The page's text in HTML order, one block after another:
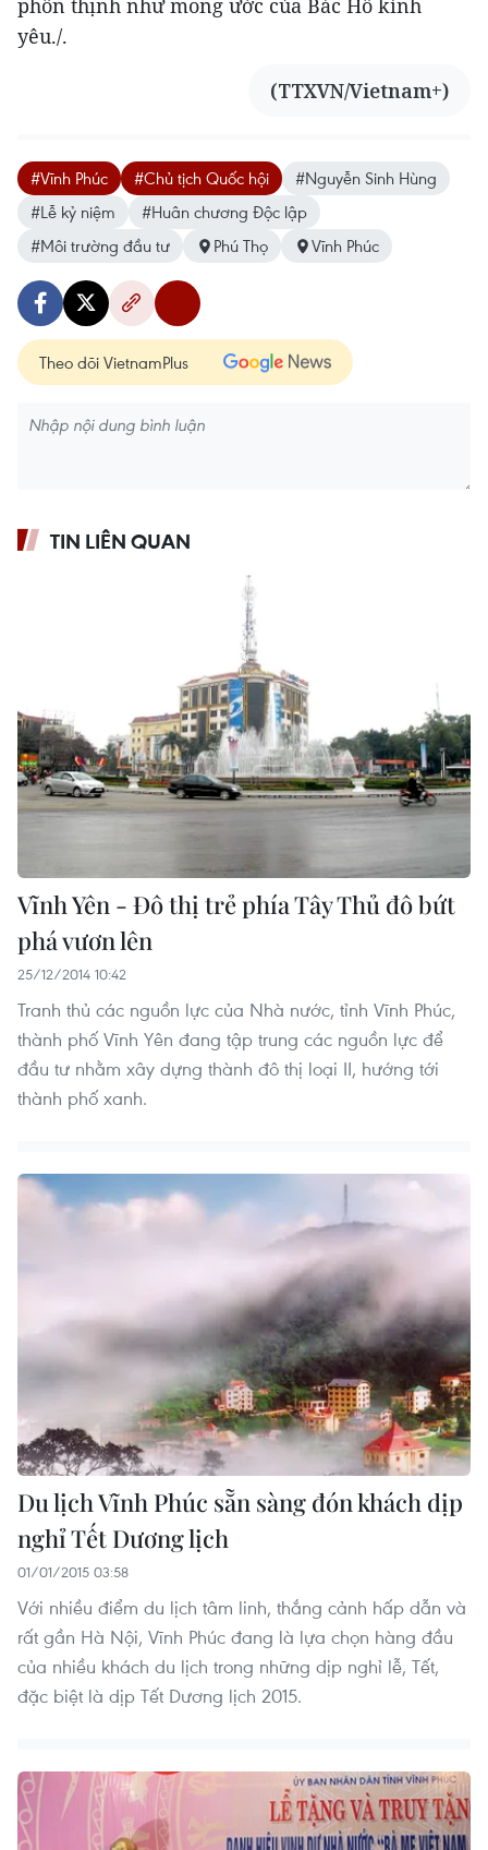
phồn thịnh như mong ước của Bác Hồ kính
yêu./.
(TTXVN/Vietnam+)
#Vĩnh Phúc #Chủ tịch Quốc hội
#Nguyễn Sinh Hùng
#Lễ kỷ niệm
#Huân chương Độc lập
#Môi trường đầu tư
Phú Thọ Vĩnh Phúc
Theo dõi VietnamPlus
TIN LIÊN QUAN
Vĩnh Yên - Đô thị trẻ phía Tây Thủ đô bứt
phá vươn lên
25/12/2014 10:42
Tranh thủ các nguồn lực của Nhà nước, tỉnh Vĩnh Phúc,
thành phố Vĩnh Yên đang tập trung các nguồn lực để
đầu tư nhằm xây dựng thành đô thị loại II, hướng tới
thành phố xanh.
Du lịch Vĩnh Phúc sẵn sàng đón khách dịp
nghỉ Tết Dương lịch
01/01/2015 03:58
Với nhiều điểm du lịch tâm linh, thắng cảnh hấp dẫn và
rất gần Hà Nội, Vĩnh Phúc đang là lựa chọn hàng đầu
của nhiều khách du lịch trong những dịp nghỉ lễ, Tết,
đặc biệt là dịp Tết Dương lịch 2015.